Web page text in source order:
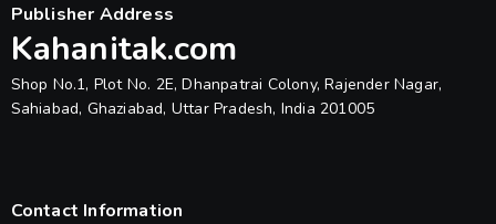
Publisher Address
Kahanitak.com
Shop No.1, Plot No. 2E, Dhanpatrai Colony, Rajender Nagar,
Sahiabad, Ghaziabad, Uttar Pradesh, India 201005
Contact Information